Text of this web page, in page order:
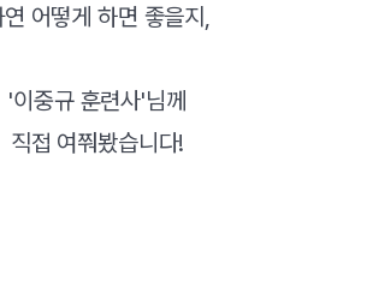
연 어떻게 하면 좋을지,
'이중규 훈련사'님께
직접 여쭤봤습니다!